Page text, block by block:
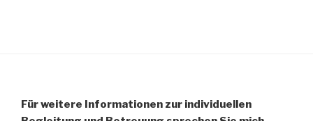
Für weitere Informationen zur individuellen